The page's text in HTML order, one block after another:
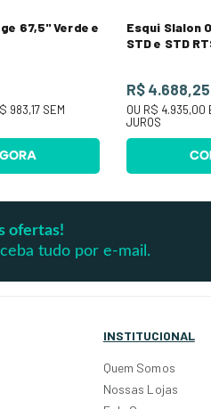
67,5" Verde e
983,17SEM
Esqui Slalon
STD e STD
R$ 4.688,25
OU R$ 4.935,00
JUROS
ofertas!
tudo por e-mail.
INSTITUCIONAL
Quem Somos
Nossas Lojas